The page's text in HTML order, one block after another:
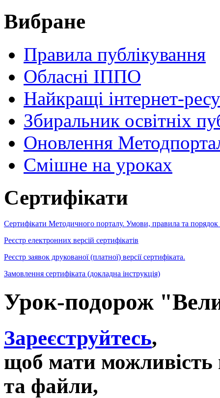
Вибране
Правила публікування
Обласні ІППО
Найкращі інтернет-
Збиральник освітніх
Оновлення
Cмішне на уроках
Сертифікати
Сертифікати Методичного порталу. Умови, правила та порядок
Реєстр електронних версій сертифікатів
Реєстр заявок друкованої (платної) версії сертифіката.
Замовлення сертифіката (докладна інструкція)
Урок-подорож
Зареєструйтесь,
щоб мати можливість
та файли,